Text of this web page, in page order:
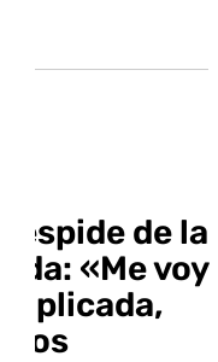
de la
«Me voy